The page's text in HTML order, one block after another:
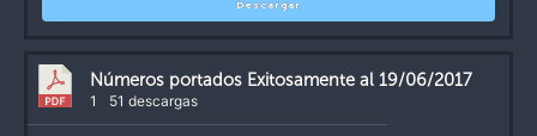
Descargar
Números portados Exitosamente al 19/06/2017
1 51 descargas